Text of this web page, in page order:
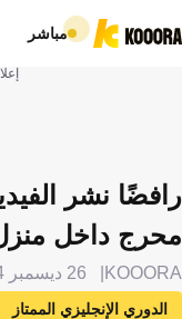
مباشر
رافضًا نشر
محرج داخل
KOOORA 26 ديسمبر 2024
الدوري الإنجليزي الممتاز